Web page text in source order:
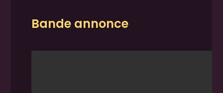
Bande annonce